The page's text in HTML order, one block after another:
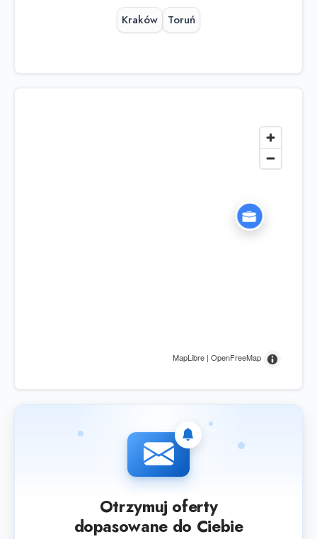
Kraków Toruń
MapLibre | OpenFreeMap
Otrzymuj oferty
dopasowane do Ciebie